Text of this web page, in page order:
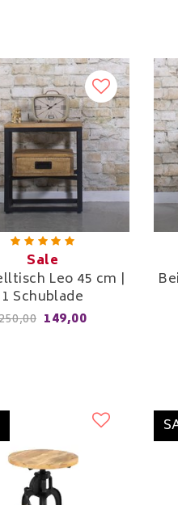
Sale
Leo 45 cm |
1 Schublade
149,00